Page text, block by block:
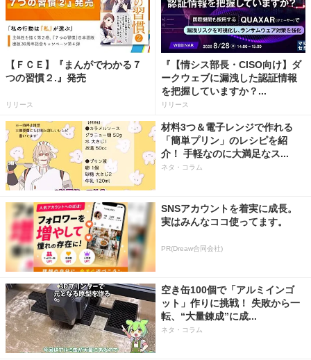
【ＦＣＥ】『まんがでわかる７
つの習慣２.』発売
リリース
『【情シス部長・CISO向け】ダ
ークウェブに漏洩した認証情報
を把握していますか？...
リリース
材料3つ＆電子レンジで作れる
「簡単プリン」のレシピを紹
介！ 手軽なのに大満足なス...
ネタ・コラム
SNSアカウントを着実に成長。
実はみんなココ使ってます。
PR(Dreaw合同会社)
空き缶100個で「アルミインゴ
ット」作りに挑戦！ 失敗から一
転、“大量錬成”に成...
ネタ・コラム